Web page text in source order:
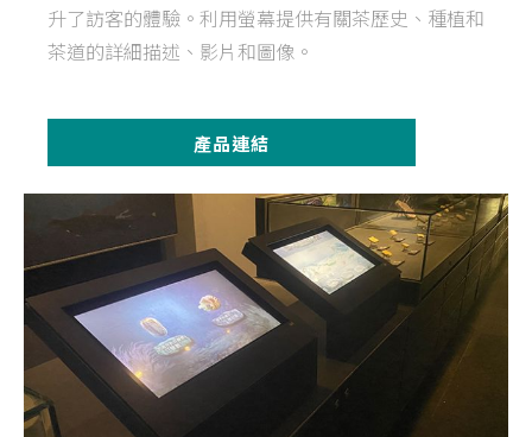
升了訪客的體驗。利用螢幕提供有關茶歷史、種植和
茶道的詳細描述、影片和圖像。
產品連結